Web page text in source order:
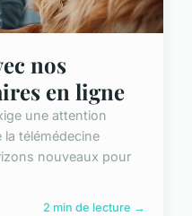
nos
en ligne
une attention
la télémédecine
nouveaux pour
2 min de lecture →